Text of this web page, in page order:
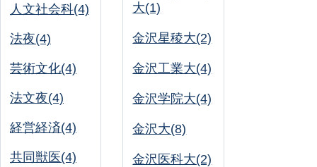
人文社会科(4)
法夜(4)
芸術文化(4)
法文夜(4)
経営経済(4)
共同獣医(4)
大(1)
金沢星稜大(2)
金沢工業大(4)
金沢学院大(4)
金沢大(8)
金沢医科大(2)